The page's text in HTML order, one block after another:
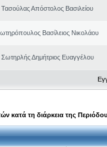
Τασούλας Απόστολος Βασιλείου
Βασίλειος Νικολάου
Σωτηρλής Δημήτριος Ευαγγέλου
κατά τη διάρκεια της Περιόδου